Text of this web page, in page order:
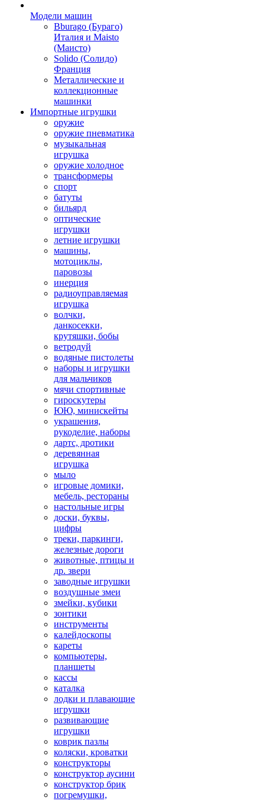
Модели машин
Bburago (Бураго)
Италия и Maisto
(Маисто)
Solido (Солидо)
Франция
Металлические и
коллекционные
машинки
Импортные игрушки
оружие
оружие пневматика
музыкальная
игрушка
оружие холодное
трансформеры
спорт
батуты
бильярд
оптические
игрушки
летние игрушки
машины,
мотоциклы,
паровозы
инерция
радиоуправляемая
игрушка
волчки,
данкосекки,
крутяшки, бобы
ветродуй
водяные пистолеты
наборы и игрушки
для мальчиков
мячи спортивные
гироскутеры
ЮЮ, минискейты
украшения,
рукоделие, наборы
дартс, дротики
деревянная
игрушка
мыло
игровые домики,
мебель, рестораны
настольные игры
доски, буквы,
цифры
треки, паркинги,
железные дороги
животные, птицы и
др. звери
заводные игрушки
воздушные змеи
змейки, кубики
зонтики
инструменты
калейдоскопы
кареты
компьютеры,
планшеты
кассы
каталка
лодки и плавающие
игрушки
развивающие
игрушки
коврик пазлы
коляски, кроватки
конструкторы
конструктор аусини
конструктор брик
погремушки,